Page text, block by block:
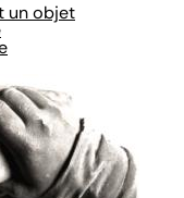
un objet